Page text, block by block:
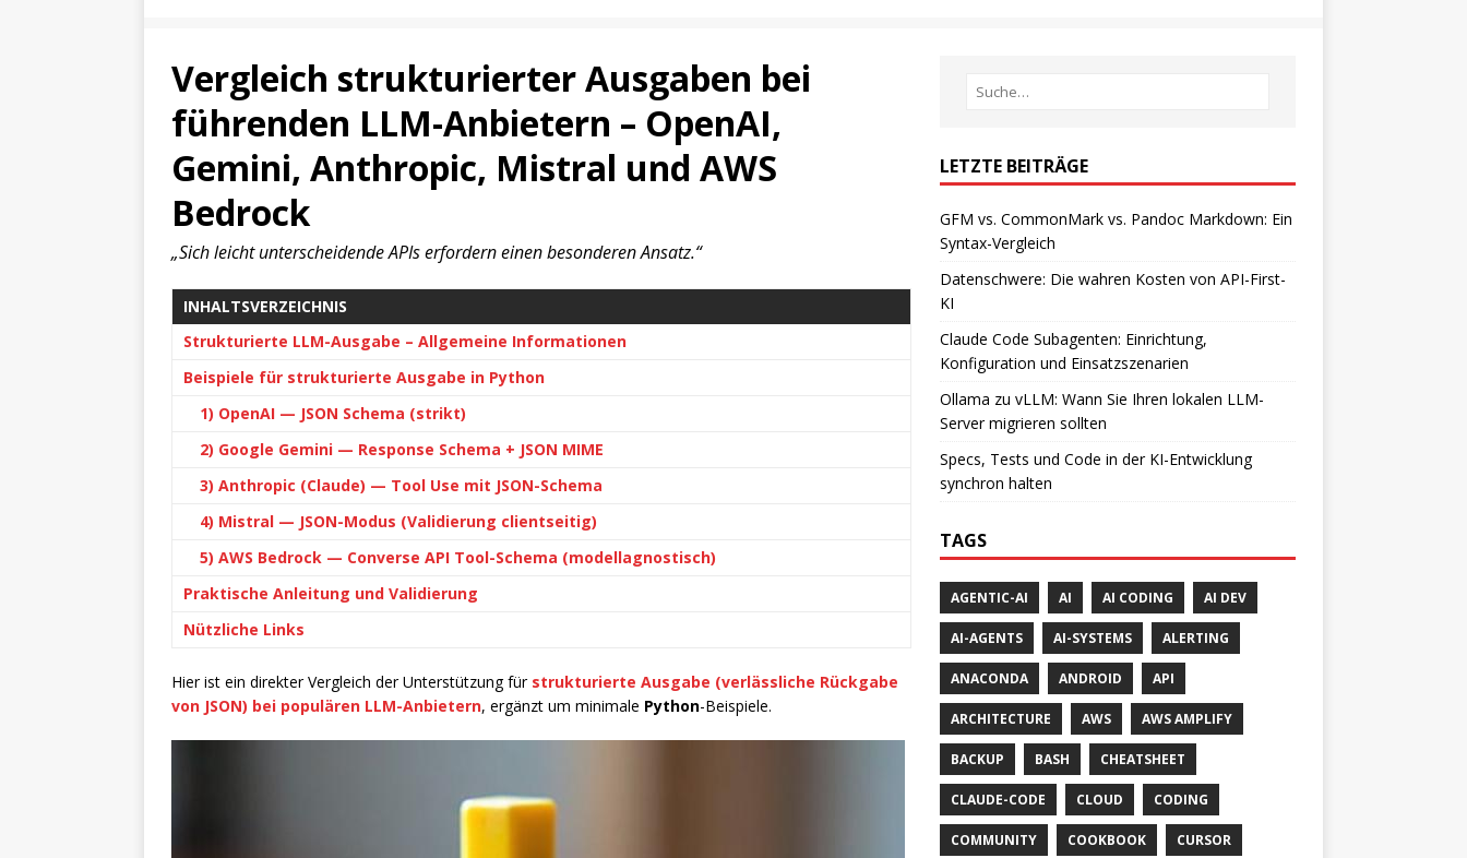
Vergleich strukturierter Ausgaben bei
führenden LLM-Anbietern – OpenAI,
Gemini, Anthropic, Mistral und AWS
Bedrock
„Sich leicht unterscheidende APIs erfordern einen besonderen Ansatz.“
INHALTSVERZEICHNIS
Strukturierte LLM-Ausgabe – Allgemeine Informationen
Beispiele für strukturierte Ausgabe in Python
1) OpenAI — JSON Schema (strikt)
2) Google Gemini — Response Schema + JSON MIME
3) Anthropic (Claude) — Tool Use mit JSON-Schema
4) Mistral — JSON-Modus (Validierung clientseitig)
5) AWS Bedrock — Converse API Tool-Schema (modellagnostisch)
Praktische Anleitung und Validierung
Nützliche Links
Hier ist ein direkter Vergleich der Unterstützung für strukturierte Ausgabe (verlässliche Rückgabe
von JSON) bei populären LLM-Anbietern, ergänzt um minimale Python-Beispiele.
LETZTE BEITRÄGE
GFM vs. CommonMark vs. Pandoc Markdown: Ein
Syntax-Vergleich
Datenschwere: Die wahren Kosten von API-First-
KI
Claude Code Subagenten: Einrichtung,
Konfiguration und Einsatzszenarien
Ollama zu vLLM: Wann Sie Ihren lokalen LLM-
Server migrieren sollten
Specs, Tests und Code in der KI-Entwicklung
synchron halten
TAGS
AGENTIC-AI AI AI CODING AI DEV
AI-AGENTS AI-SYSTEMS ALERTING
ANACONDA ANDROID API
ARCHITECTURE AWS AWS AMPLIFY
BACKUP BASH CHEATSHEET
CLAUDE-CODE CLOUD CODING
COMMUNITY COOKBOOK CURSOR